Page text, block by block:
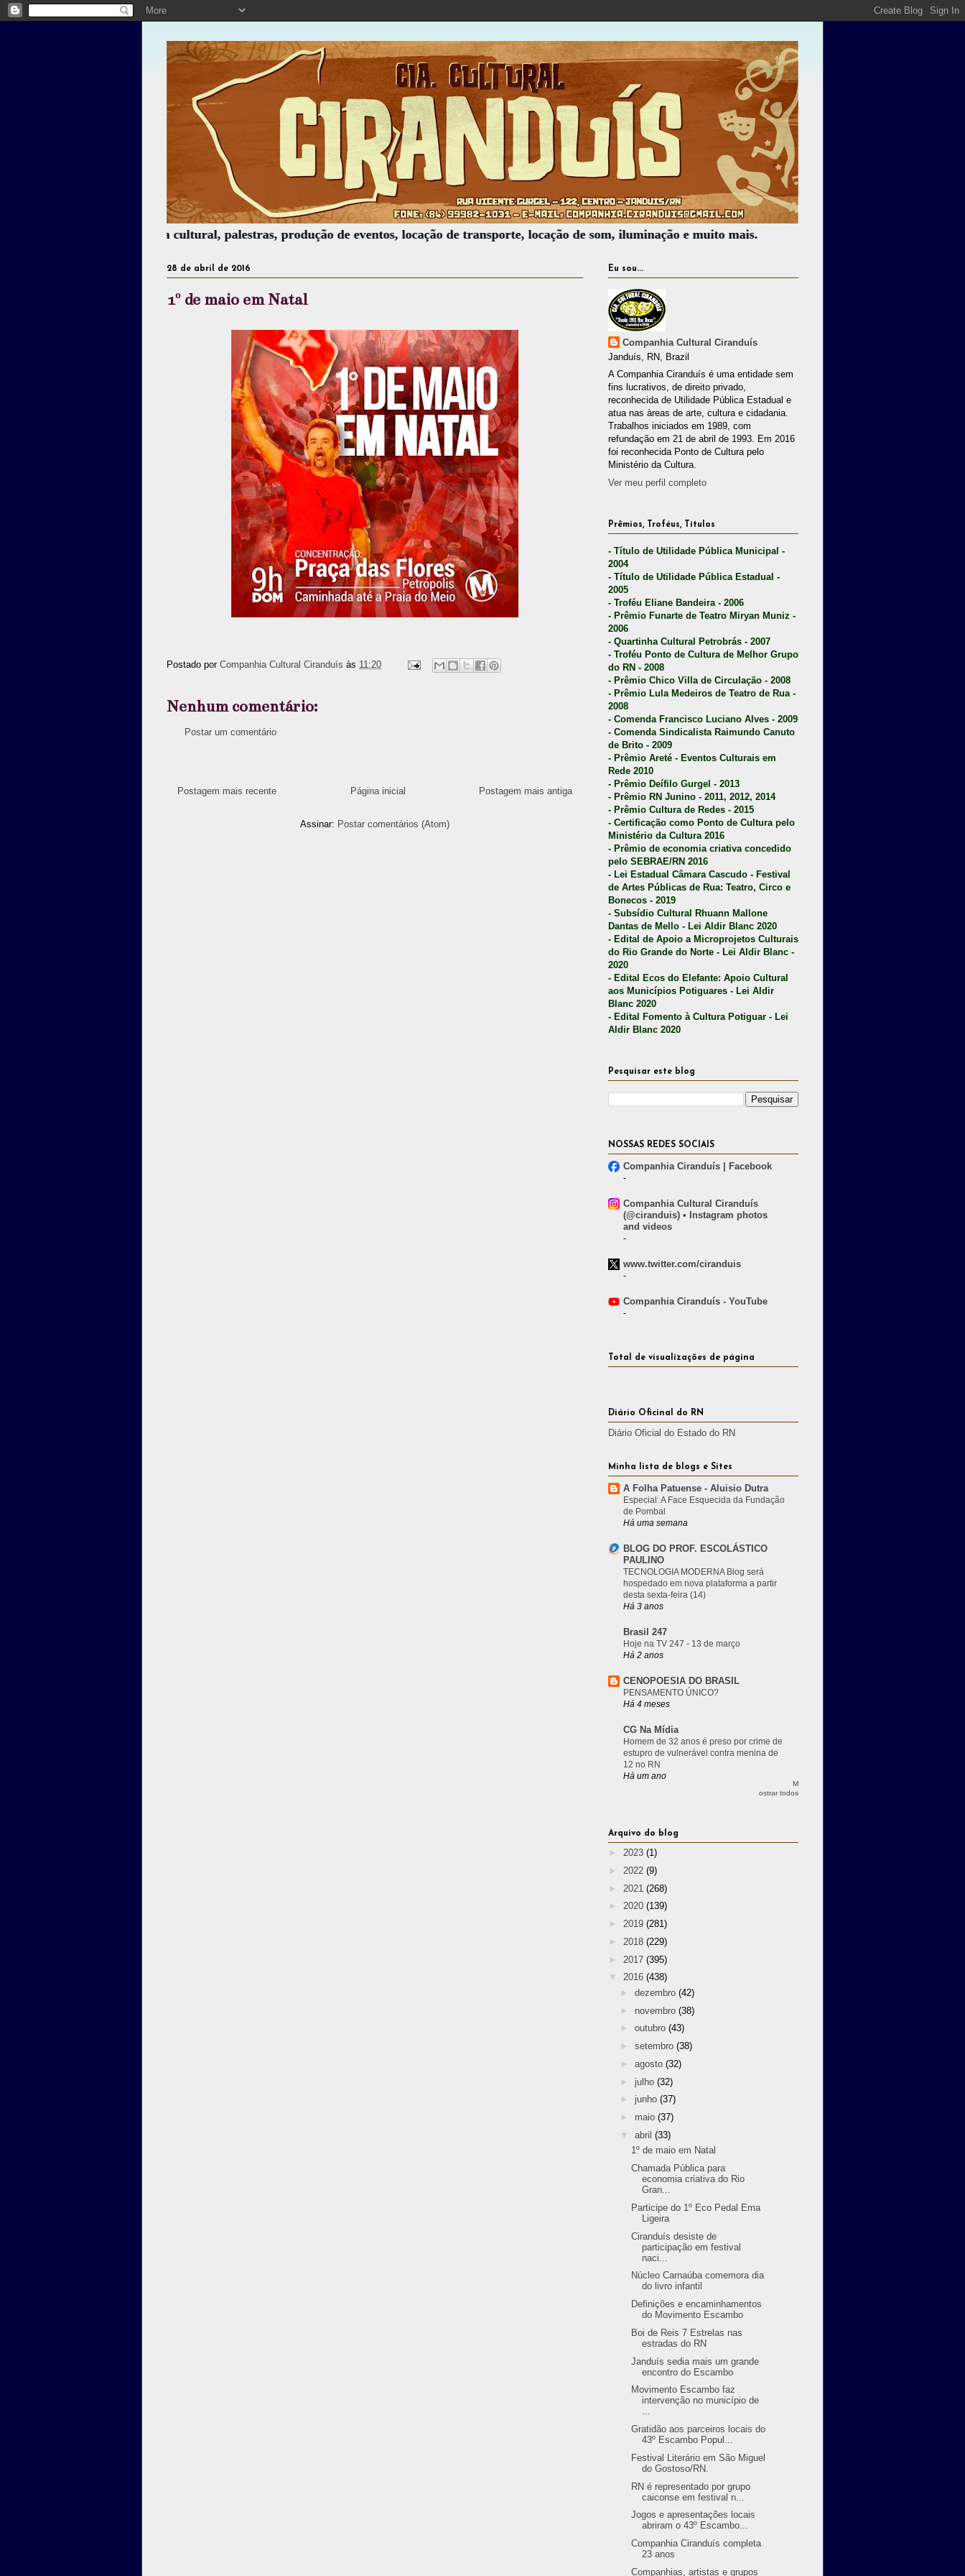
assessoria cultural, palestras, produção de eventos, locação de transporte, locação de som, iluminação e muito mais.
28 de abril de 2016
1º de maio em Natal
Postado por Companhia Cultural Ciranduís às 11:20
Nenhum comentário:
Postar um comentário
Postagem mais recente Postagem mais antiga
Página inicial
Assinar: Postar comentários (Atom)
Eu sou...
Companhia Cultural Ciranduís
Janduís, RN, Brazil
A Companhia Ciranduís é uma entidade sem
fins lucrativos, de direito privado,
reconhecida de Utilidade Pública Estadual e
atua nas àreas de arte, cultura e cidadania.
Trabalhos iniciados em 1989, com
refundação em 21 de abril de 1993. Em 2016
foi reconhecida Ponto de Cultura pelo
Ministério da Cultura.
Ver meu perfil completo
Prêmios, Troféus, Títulos
- Título de Utilidade Pública Municipal -
2004
- Título de Utilidade Pública Estadual -
2005
- Troféu Eliane Bandeira - 2006
- Prêmio Funarte de Teatro Miryan Muniz -
2006
- Quartinha Cultural Petrobrás - 2007
- Troféu Ponto de Cultura de Melhor Grupo
do RN - 2008
- Prêmio Chico Villa de Circulação - 2008
- Prêmio Lula Medeiros de Teatro de Rua -
2008
- Comenda Francisco Luciano Alves - 2009
- Comenda Sindicalista Raimundo Canuto
de Brito - 2009
- Prêmio Areté - Eventos Culturais em
Rede 2010
- Prêmio Deífilo Gurgel - 2013
- Prêmio RN Junino - 2011, 2012, 2014
- Prêmio Cultura de Redes - 2015
- Certificação como Ponto de Cultura pelo
Ministério da Cultura 2016
- Prêmio de economia criativa concedido
pelo SEBRAE/RN 2016
- Lei Estadual Câmara Cascudo - Festival
de Artes Públicas de Rua: Teatro, Circo e
Bonecos - 2019
- Subsídio Cultural Rhuann Mallone
Dantas de Mello - Lei Aldir Blanc 2020
- Edital de Apoio a Microprojetos Culturais
do Rio Grande do Norte - Lei Aldir Blanc -
2020
- Edital Ecos do Elefante: Apoio Cultural
aos Municípios Potiguares - Lei Aldir
Blanc 2020
- Edital Fomento à Cultura Potiguar - Lei
Aldir Blanc 2020
Pesquisar este blog
NOSSAS REDES SOCIAIS
Companhia Ciranduís | Facebook
-
Companhia Cultural Ciranduís
(@ciranduis) • Instagram photos
and videos
-
www.twitter.com/ciranduis
-
Companhia Ciranduís - YouTube
-
Total de visualizações de página
Diário Oficinal do RN
Diário Oficial do Estado do RN
Minha lista de blogs e Sites
A Folha Patuense - Aluisio Dutra
Especial: A Face Esquecida da Fundação
de Pombal
Há uma semana
BLOG DO PROF. ESCOLÁSTICO
PAULINO
TECNOLOGIA MODERNA Blog será
hospedado em nova plataforma a partir
desta sexta-feira (14)
Há 3 anos
Brasil 247
Hoje na TV 247 - 13 de março
Há 2 anos
CENOPOESIA DO BRASIL
PENSAMENTO ÚNICO?
Há 4 meses
CG Na Mídia
Homem de 32 anos é preso por crime de
estupro de vulnerável contra menina de
12 no RN
Há um ano
M
ostrar todos
Arquivo do blog
► 2023 (1)
► 2022 (9)
► 2021 (268)
► 2020 (139)
► 2019 (281)
► 2018 (229)
► 2017 (395)
▼ 2016 (438)
► dezembro (42)
► novembro (38)
► outubro (43)
► setembro (38)
► agosto (32)
► julho (32)
► junho (37)
► maio (37)
▼ abril (33)
1º de maio em Natal
Chamada Pública para
economia criativa do Rio
Gran...
Participe do 1º Eco Pedal Ema
Ligeira
Ciranduís desiste de
participação em festival
naci...
Núcleo Carnaúba comemora dia
do livro infantil
Definições e encaminhamentos
do Movimento Escambo
Boi de Reis 7 Estrelas nas
estradas do RN
Janduís sedia mais um grande
encontro do Escambo
Movimento Escambo faz
intervenção no município de
...
Gratidão aos parceiros locais do
43º Escambo Popul...
Festival Literário em São Miguel
do Gostoso/RN.
RN é representado por grupo
caiconse em festival n...
Jogos e apresentações locais
abriram o 43º Escambo...
Companhia Ciranduís completa
23 anos
Companhias, artistas e grupos